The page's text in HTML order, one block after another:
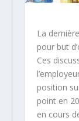
La
pour but
Ces
position
point en
en cours